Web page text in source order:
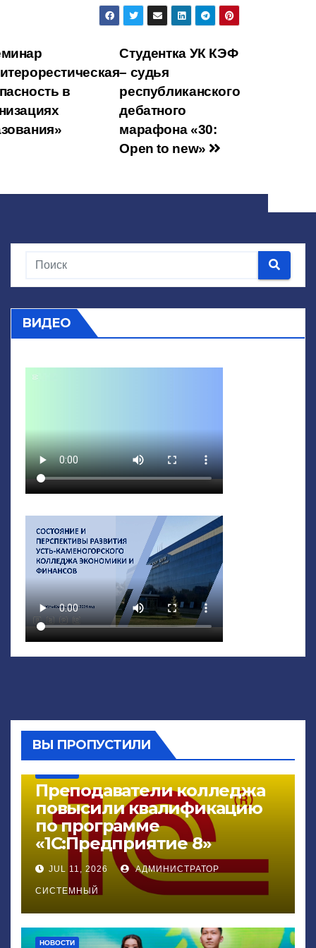
o
kl
a
ss
ni
b
o
o
k
e
gr
a
m
er at
s
A
p
p
Студентка УК КЭФ
– судья
республиканского
дебатного
марафона «30:
Open to new»
в
ВИДЕО
ВЫ ПРОПУСТИЛИ
Преподаватели колледжа
повысили квалификацию
по программе
«1С:Предприятие 8»
JUL 11, 2026 АДМИНИСТРАТОР
СИСТЕМНЫЙ
НОВОСТИ